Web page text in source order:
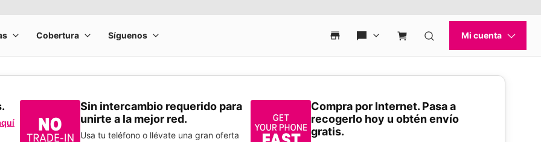
Sin intercambio requerido para
unirte a la mejor red.
Usa tu teléfono o llévate una gran oferta
Compra por Internet. Pasa a
recogerlo hoy u obtén envío
gratis.